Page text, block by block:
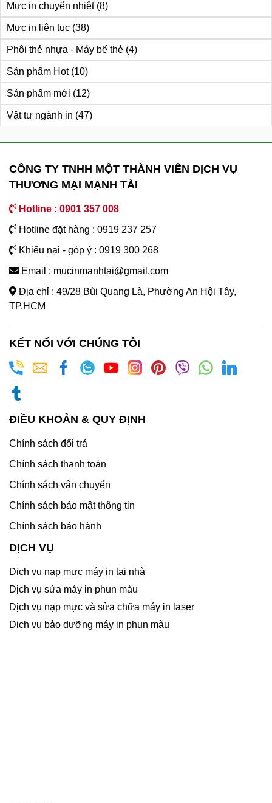
Mực in chuyển nhiệt (8)
Mực in liên tục (38)
Phôi thẻ nhựa - Máy bế thẻ (4)
Sản phẩm Hot (10)
Sản phẩm mới (12)
Vật tư ngành in (47)
CÔNG TY TNHH MỘT THÀNH VIÊN DỊCH VỤ
THƯƠNG MẠI MẠNH TÀI
Hotline : 0901 357 008
Hotline đặt hàng : 0919 237 257
Khiếu nại - góp ý : 0919 300 268
Email : mucinmanhtai@gmail.com
Địa chỉ : 49/28 Bùi Quang Là, Phường An Hội Tây,
TP.HCM
KẾT NỐI VỚI CHÚNG TÔI
ĐIỀU KHOẢN & QUY ĐỊNH
Chính sách đổi trả
Chính sách thanh toán
Chính sách vận chuyển
Chính sách bảo mật thông tin
Chính sách bảo hành
DỊCH VỤ
Dịch vụ nạp mực máy in tại nhà
Dịch vụ sửa máy in phun màu
Dịch vụ nạp mực và sửa chữa máy in laser
Dịch vụ bảo dưỡng máy in phun màu